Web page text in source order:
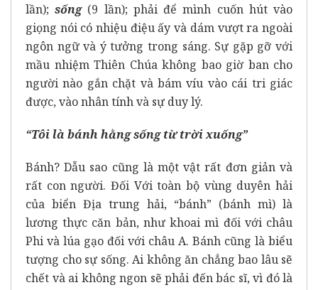
lần);sống(9 lần); phải để mình cuốn hút vào
giọng nói có nhiệu điệu ấy và dám vượt ra ngoài
ngôn ngữ và ý tưởng trong sáng. Sự gặp gỡ với
mầu nhiệm Thiên Chúa không bao giờ ban cho
người nào gắn chặt và bám víu vào cái tri giác
được, vào nhân tính và sự duy lý.
“Tôi là bánh hằng sống từ trời xuống”
Bánh? Dẫu sao cũng là một vật rất đơn giản và
rất con người. Đối Với toàn bộ vùng duyên hải
của biển Địa trung hải, “bánh” (bánh mì) là
lương thực căn bản, như khoai mì đối với châu
Phi và lúa gạo đối với châu A. Bánh cũng là biểu
tượng cho sự sống. Ai không ăn chẳng bao lâu sẽ
chết và ai không ngon sẽ phải đến bác sĩ, vì đó là